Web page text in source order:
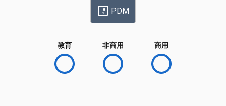
PDM
教育 非商用 商用